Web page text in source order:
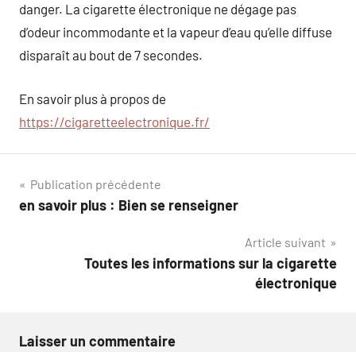
danger. La cigarette électronique ne dégage pas
d’odeur incommodante et la vapeur d’eau qu’elle diffuse
disparaît au bout de 7 secondes.
En savoir plus à propos de
https://cigaretteelectronique.fr/
Navigation
de
Publication précédente
en savoir plus : Bien se renseigner
Article suivant
Toutes les informations sur la cigarette
électronique
Laisser un commentaire